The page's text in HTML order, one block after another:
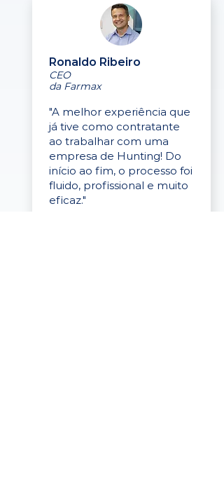
Ronaldo Ribeiro
CEO
da Farmax
"A melhor experiência que
já tive como contratante
ao trabalhar com uma
empresa de Hunting! Do
início ao fim, o processo foi
fluido, profissional e muito
eficaz."